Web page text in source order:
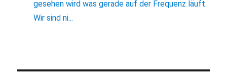
gesehen wird was gerade auf der Frequenz läuft.
Wir sind ni...